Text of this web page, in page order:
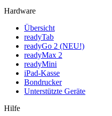
Hardware
Übersicht
readyTab
readyGo 2 (NEU!)
readyMax 2
readyMini
iPad-Kasse
Bondrucker
Unterstützte Geräte
Hilfe